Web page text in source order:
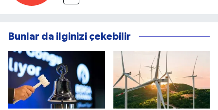
Bunlar da ilginizi çekebilir